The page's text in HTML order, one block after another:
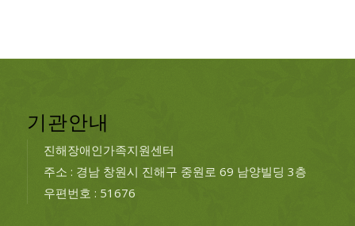
기관안내
진해장애인가족지원센터
주소 : 경남 창원시 진해구 중원로 69 남양빌딩 3층
우편번호 : 51676